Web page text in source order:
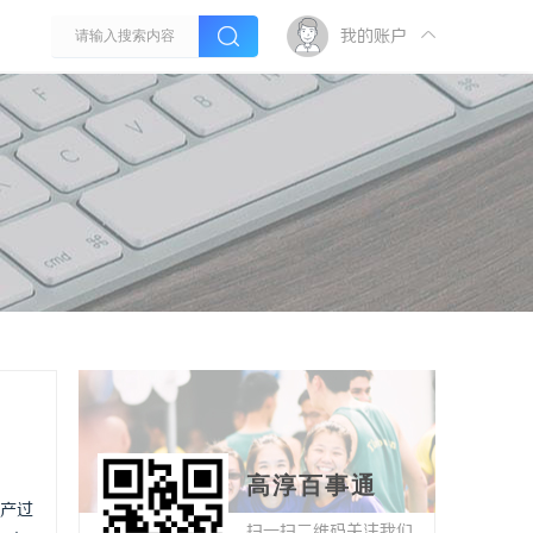
我的账户
过
高淳百事通